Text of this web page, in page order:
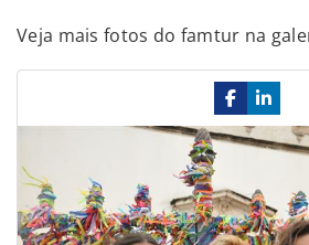
Veja mais fotos do famtur na
Previous